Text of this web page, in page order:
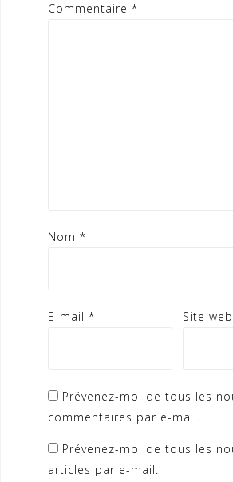
Commentaire *
Nom *
E-mail * Site web
Prévenez-moi de tous les
commentaires par e-mail.
Prévenez-moi de tous les
articles par e-mail.